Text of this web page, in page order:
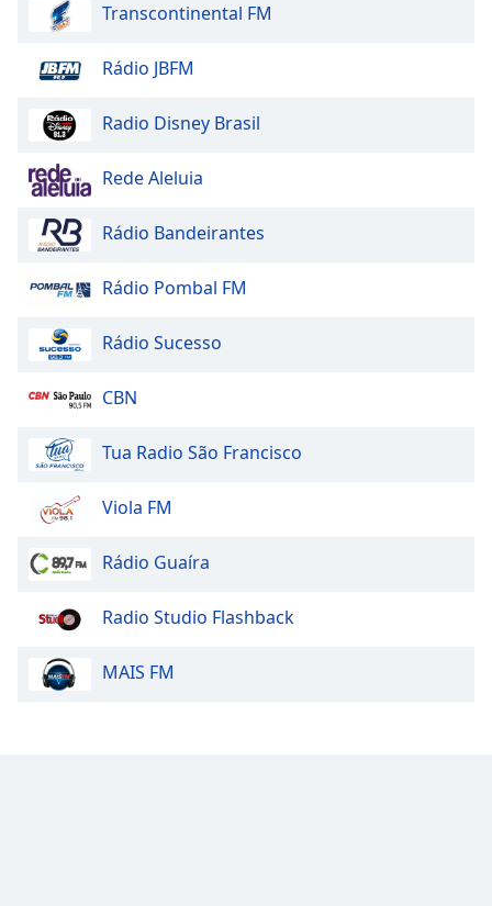
Transcontinental FM
Rádio JBFM
Radio Disney Brasil
Rede Aleluia
Rádio Bandeirantes
Rádio Pombal FM
Rádio Sucesso
CBN
Tua Radio São Francisco
Viola FM
Rádio Guaíra
Radio Studio Flashback
MAIS FM